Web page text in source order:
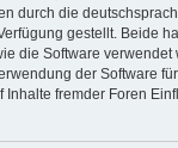
durch die
gestellt. Beide
die Software verwendet
der Software
Inhalte fremder Foren